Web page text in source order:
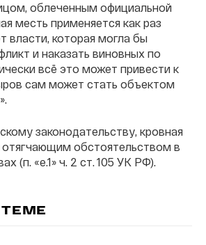
облеченным официальной
месть применяется как раз
власти, которая могла бы
и наказать виновных по
всё это может привести к
сам может стать объектом
законодательству, кровная
отягчающим обстоятельством в
(п. «е.1» ч. 2 ст. 105 УК РФ).
ТЕМЕ